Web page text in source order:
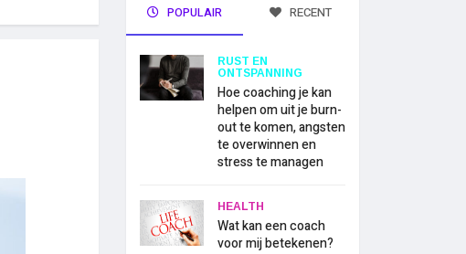
POPULAIR RECENT
RUST EN
ONTSPANNING
Hoe coaching je kan
helpen om uit je burn-
out te komen, angsten
te overwinnen en
stress te managen
HEALTH
Wat kan een coach
voor mij betekenen?